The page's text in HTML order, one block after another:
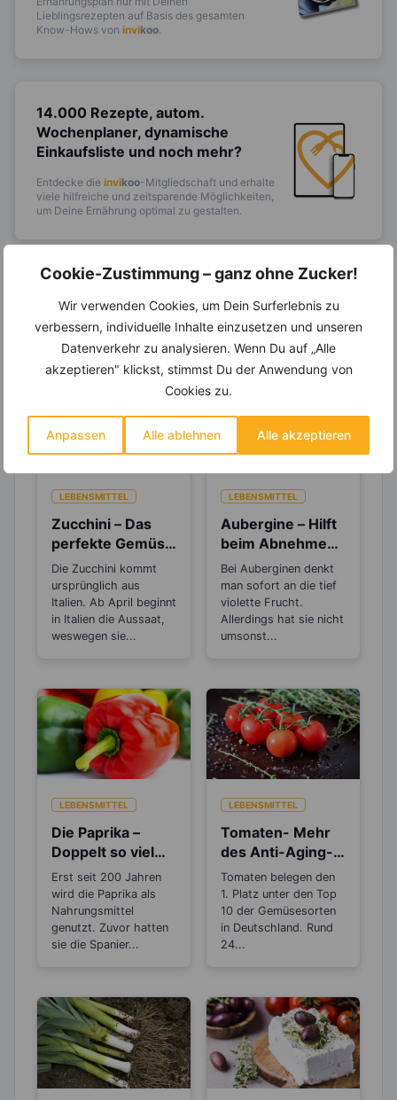
Cookie-Zustimmung – ganz ohne Zucker!
Wir verwenden Cookies, um Dein Surferlebnis zu
verbessern, individuelle Inhalte einzusetzen und unseren
Datenverkehr zu analysieren. Wenn Du auf „Alle
akzeptieren" klickst, stimmst Du der Anwendung von
Cookies zu.
Anpassen Alle ablehnen Alle akzeptieren
Lieblingsrezepten auf Basis des gesamten
Know-Hows von invikoo
14.000 Rezepte, autom.
Wochenplaner, dynamische
Einkaufsliste und noch mehr?
Entdecke die invikoo-Mitgliedschaft und erhalte
viele hilfreiche und zeitsparende Möglichkeiten,
um Deine Ernährung optimal zu gestalten.
Erfahre mehr über die Zutaten
dieses Rezepts
LEBENSMITTEL
Zucchini – Das
perfekte Gemüse
zum Abnehmen
Die Zucchini kommt
ursprünglich aus
Italien. Ab April beginnt
in Italien die Aussaat,
weswegen sie...
LEBENSMITTEL
Aubergine – Hilft
beim Abnehmen,
bei Müdigkeit und
Stress
Bei Auberginen denkt
man sofort an die tief
violette Frucht.
Allerdings hat sie nicht
umsonst...
LEBENSMITTEL
Die Paprika –
Doppelt so viel
Vitamin C, wie die
Zitrone
Erst seit 200 Jahren
wird die Paprika als
Nahrungsmittel
genutzt. Zuvor hatten
sie die Spanier...
LEBENSMITTEL
Tomaten- Mehr
des Anti-Aging-
Stoffs Lycopin
durchs
Einkochen?
Tomaten belegen den
1. Platz unter den Top
10 der Gemüsesorten
in Deutschland. Rund
24...